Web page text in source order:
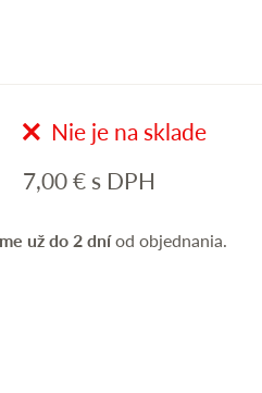
Nie je na sklade
7,00€ s DPH
už do 2 dníod objednania.